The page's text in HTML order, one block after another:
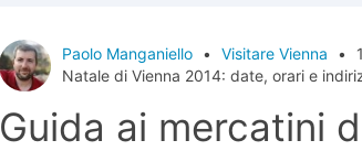
Paolo Manganiello • Visitare Vienna •
Natale di Vienna 2014: date, orari e
Guida ai mercatini